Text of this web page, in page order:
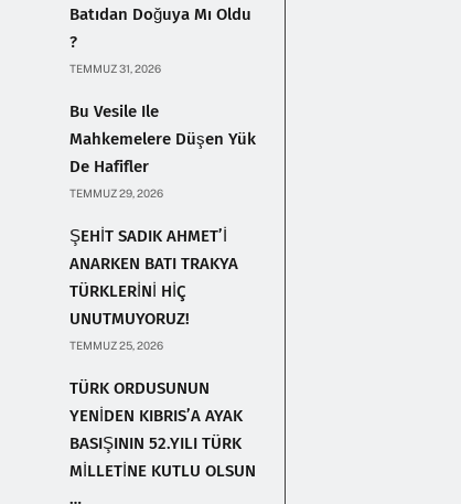
Batıdan Doğuya Mı Oldu
?
TEMMUZ 31, 2026
Bu Vesile Ile
Mahkemelere Düşen Yük
De Hafifler
TEMMUZ 29, 2026
ŞEHİT SADIK AHMET’İ
ANARKEN BATI TRAKYA
TÜRKLERİNİ HİÇ
UNUTMUYORUZ!
TEMMUZ 25, 2026
TÜRK ORDUSUNUN
YENİDEN KIBRIS’A AYAK
BASIŞININ 52.YILI TÜRK
MİLLETİNE KUTLU OLSUN
…